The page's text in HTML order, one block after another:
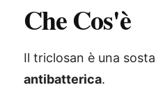
Che Cos'è
Il triclosan è una
antibatterica.